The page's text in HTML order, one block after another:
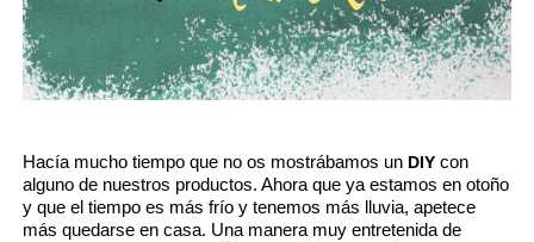
Hacía mucho tiempo que no os mostrábamos un DIY con
alguno de nuestros productos. Ahora que ya estamos en otoño
y que el tiempo es más frío y tenemos más lluvia, apetece
más quedarse en casa. Una manera muy entretenida de